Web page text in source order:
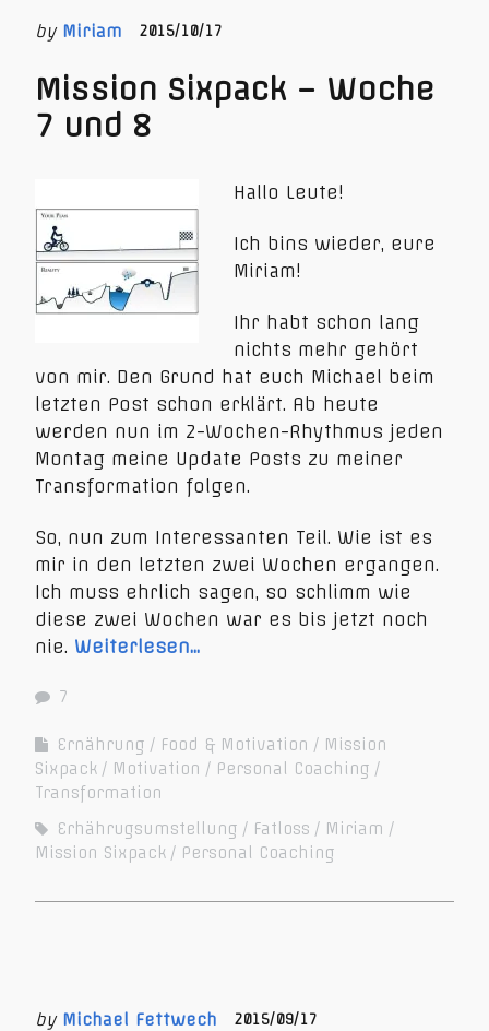
by Miriam 2015/10/17
Mission Sixpack – Woche
7 und 8
Hallo Leute!
Ich bins wieder, eure
Miriam!
Ihr habt schon lang
nichts mehr gehört
von mir. Den Grund hat euch Michael beim
letzten Post schon erklärt. Ab heute
werden nun im 2-Wochen-Rhythmus jeden
Montag meine Update Posts zu meiner
Transformation folgen.
So, nun zum Interessanten Teil. Wie ist es
mir in den letzten zwei Wochen ergangen.
Ich muss ehrlich sagen, so schlimm wie
diese zwei Wochen war es bis jetzt noch
nie. Weiterlesen…
7
Ernährung Food & Motivation
Mission
Sixpack
Motivation
Personal Coaching
Transformation
Erhährugsumstellung
Fatloss
Miriam
Mission Sixpack
Personal Coaching
by Michael Fettwech 2015/09/17